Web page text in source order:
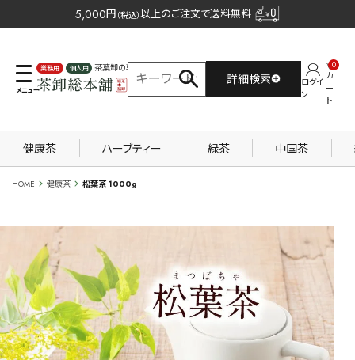
5,000円 （税込）以上のご注文で送料無料
業務用 個人用
茶葉卸の専門サイト
詳細検索
ログイ
ン
カ
ー
ト
0
健康茶 ハーブティー 緑茶 中国茶
HOME 健康茶 松葉茶 1000g